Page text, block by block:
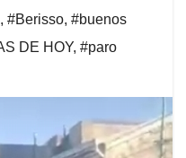
, #Berisso, #buenos
DE HOY, #paro